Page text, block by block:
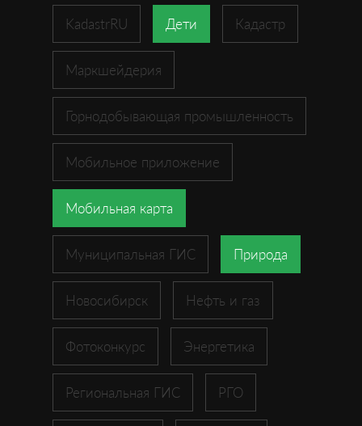
KadastrRU Дети Кадастр
Маркшейдерия
Горнодобывающая промышленность
Мобильное приложение
Мобильная карта
Муниципальная ГИС Природа
Новосибирск Нефть и газ
Фотоконкурс Энергетика
Региональная ГИС РГО